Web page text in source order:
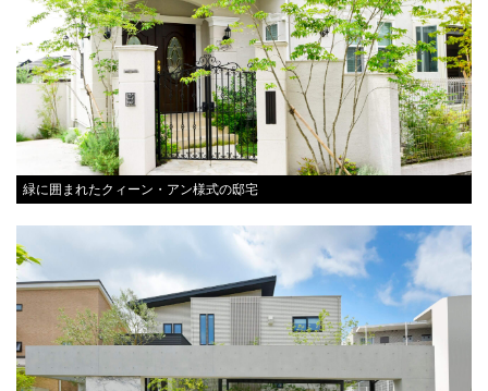
緑に囲まれたクィーン・アン様式の邸宅